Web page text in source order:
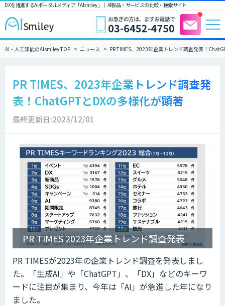
DXを推進するAIポータルメディア「AIsmiley」｜ AI製品・サービスの比較・検索サイト
AI・人工知能のAIsmiley TOP ニュース PR TIMES、2023年企業トレンド調査発表！
PR TIMES、2023年企業トレンド調査発
表！ChatGPTとDXの多様化が顕著
最終更新日:2023/12/01
PR TIMES 2023年企業トレンド調査発表
PR TIMESが2023年の企業トレンド調査を発表しまし
た。「生成AI」や「ChatGPT」、「DX」などのキーワ
ードに注目が集まり、今年は「AI」が急進した年になり
ました。